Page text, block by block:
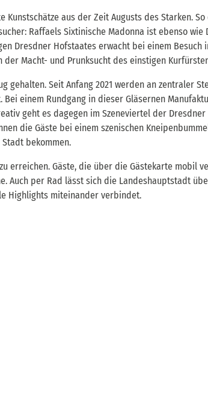
Kunstschätze aus der Zeit Augusts des Starken.
Raffaels Sixtinische Madonna ist ebenso wie
Dresdner Hofstaates erwacht bei einem Besuch
Macht- und Prunksucht des einstigen
gehalten. Seit Anfang 2021 werden an zentraler
einem Rundgang in dieser Gläsernen
geht es dagegen im Szeneviertel der
die Gäste bei einem szenischen
bekommen.
erreichen. Gäste, die über die Gästekarte mobil
Auch per Rad lässt sich die Landeshauptstadt
Highlights miteinander verbindet.